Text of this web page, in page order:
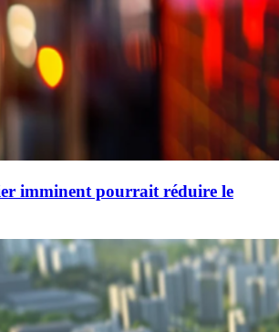
imminent pourrait réduire le